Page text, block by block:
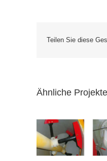
Teilen Sie diese
Ähnliche Projekte